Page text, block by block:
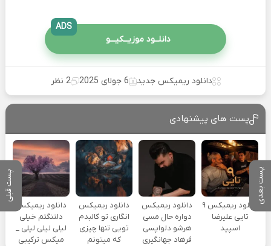
پست بعدی پست قبلی
دانلــود موزیــکیـــو
ADS
دانلود ریمیکس جدید 6 جولای 2025 2 نظر
پست های پیشنهادی
دانلود ریمیکس ۹
تایی علیرضا
اسپید
دانلود ریمیکس
دواره حال مسی
هرشو دلواپسی
فرهاد جهانگیری
دانلود ریمیکس
انگاری تو کالبدم
تویی تنها چیزی
که میتونم
دانلود ریمیکس
دلتنگتم خیلی
لیلی لیلی لیلی _
میکس ترکیبی